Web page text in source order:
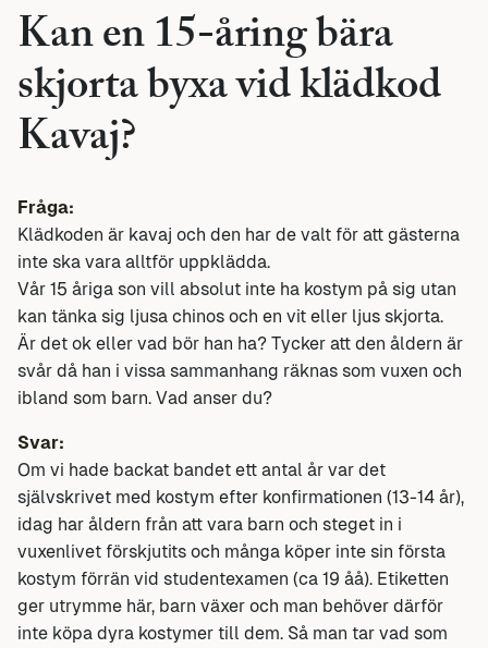
Kan en 15-åring bära
skjorta byxa vid klädkod
Kavaj?
Fråga:
Klädkoden är kavaj och den har de valt för att gästerna
inte ska vara alltför uppklädda.
Vår 15 åriga son vill absolut inte ha kostym på sig utan
kan tänka sig ljusa chinos och en vit eller ljus skjorta.
Är det ok eller vad bör han ha? Tycker att den åldern är
svår då han i vissa sammanhang räknas som vuxen och
ibland som barn. Vad anser du?
Svar:
Om vi hade backat bandet ett antal år var det
självskrivet med kostym efter konfirmationen (13-14 år),
idag har åldern från att vara barn och steget in i
vuxenlivet förskjutits och många köper inte sin första
kostym förrän vid studentexamen (ca 19 åå). Etiketten
ger utrymme här, barn växer och man behöver därför
inte köpa dyra kostymer till dem. Så man tar vad som